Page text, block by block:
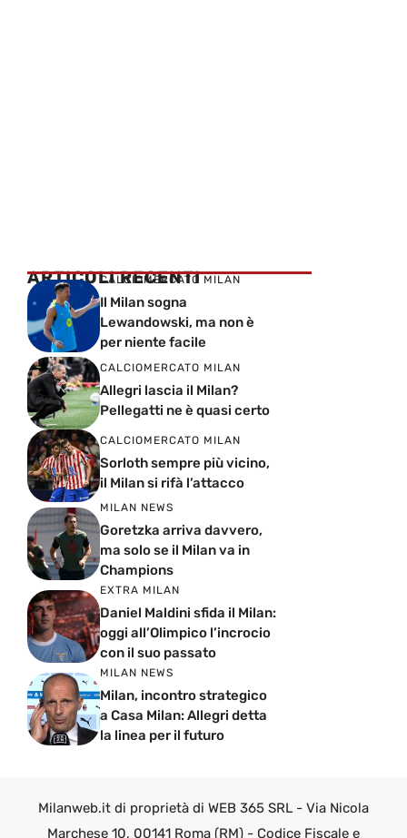
ARTICOLI RECENTI
CALCIOMERCATO MILAN
Il Milan sogna
Lewandowski, ma non è
per niente facile
CALCIOMERCATO MILAN
Allegri lascia il Milan?
Pellegatti ne è quasi certo
CALCIOMERCATO MILAN
Sorloth sempre più vicino,
il Milan si rifà l’attacco
MILAN NEWS
Goretzka arriva davvero,
ma solo se il Milan va in
Champions
EXTRA MILAN
Daniel Maldini sfida il Milan:
oggi all’Olimpico l’incrocio
con il suo passato
MILAN NEWS
Milan, incontro strategico
a Casa Milan: Allegri detta
la linea per il futuro
Milanweb.it di proprietà di WEB 365 SRL - Via Nicola
Marchese 10, 00141 Roma (RM) - Codice Fiscale e